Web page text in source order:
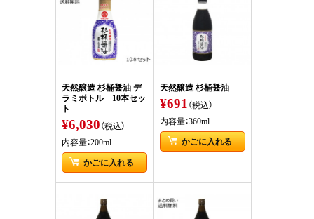
天然醸造 杉桶醤油 デ
ラミボトル 10本セッ
ト
¥6,030（税込）
内容量：200ml
かごに入れる
天然醸造 杉桶醤油
¥691（税込）
内容量：360ml
かごに入れる